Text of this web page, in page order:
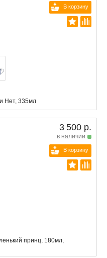
В корзину
Нет, 335мл
3 500 р.
в наличии
В корзину
принц, 180мл,